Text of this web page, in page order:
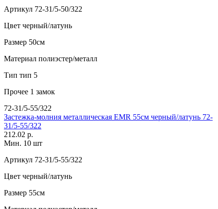
Артикул 72-31/5-50/322
Цвет черный/латунь
Размер 50см
Материал полиэстер/металл
Тип тип 5
Прочее 1 замок
72-31/5-55/322
Застежка-молния металлическая EMR 55см черный/латунь 72-
31/5-55/322
212.02 р.
Мин. 10 шт
Артикул 72-31/5-55/322
Цвет черный/латунь
Размер 55см